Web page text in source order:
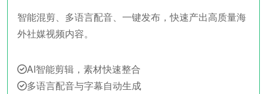
智能混剪、多语言配音、一键发布，快速产出高质量海
外社媒视频内容。
AI智能剪辑，素材快速整合
多语言配音与字幕自动生成